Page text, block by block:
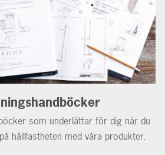
som underlättar för dig när du
hållfastheten med våra produkter.